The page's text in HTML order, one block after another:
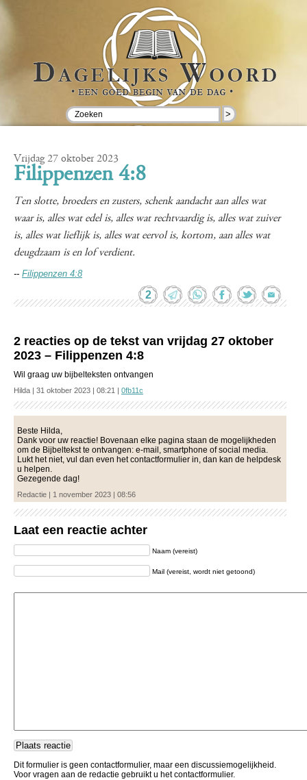
>
Vrijdag 27 oktober 2023
Filippenzen 4:8
Ten slotte, broeders en zusters, schenk aandacht aan alles wat
waar is, alles wat edel is, alles wat rechtvaardig is, alles wat zuiver
is, alles wat lieflijk is, alles wat eervol is, kortom, aan alles wat
deugdzaam is en lof verdient.
-- Filippenzen 4:8
2
2 reacties op de tekst van vrijdag 27 oktober
2023 – Filippenzen 4:8
Wil graag uw bijbelteksten ontvangen
Hilda | 31 oktober 2023 | 08:21 | 0fb11c
Beste Hilda,
Dank voor uw reactie! Bovenaan elke pagina staan de mogelijkheden
om de Bijbeltekst te ontvangen: e-mail, smartphone of social media.
Lukt het niet, vul dan even het contactformulier in, dan kan de helpdesk
u helpen.
Gezegende dag!
Redactie | 1 november 2023 | 08:56
Laat een reactie achter
Naam (vereist)
Mail (vereist, wordt niet getoond)
Dit formulier is geen contactformulier, maar een discussiemogelijkheid.
Voor vragen aan de redactie gebruikt u het contactformulier.